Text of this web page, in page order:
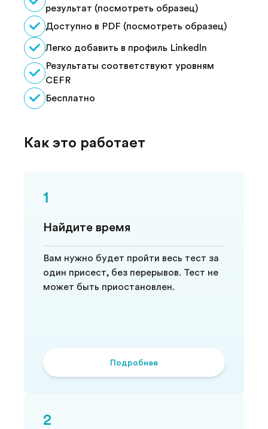
результат (посмотреть образец)
Доступно в PDF (посмотреть образец)
Легко добавить в профиль Linkedln
Результаты соответствуют уровням
CEFR
Бесплатно
Как это работает
1
Найдите время
Вам нужно будет пройти весь тест за
один присест, без перерывов. Тест не
может быть приостановлен.
Подробнее
2